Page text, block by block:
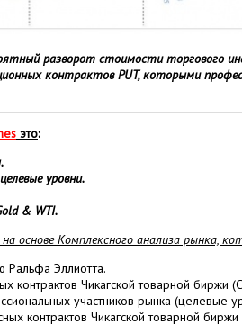
разворот стоимости торгового
контрактов PUT, которыми
это:
уровни.
& WTI.
основе Комплексного анализа рынка,
Ральфа Эллиотта.
контрактов Чикагской товарной биржи
участников рынка (целевые
контрактов Чикагской товарной